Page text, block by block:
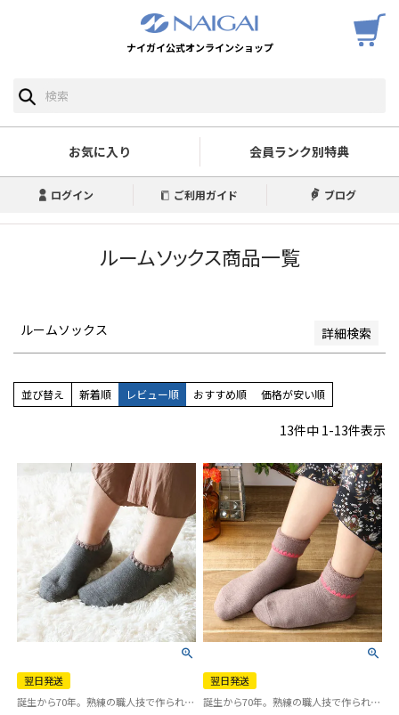
ナイガイ公式オンラインショップ
お気に入り 会員ランク別特典
ログイン ご利用ガイド ブログ
ルームソックス商品一覧
ルームソックス 詳細検索
並び順
新着順
価格が高い順
優先度順
キーワードヒット順
並び替え 新着順 レビュー順 おすすめ順 価格が安い順
13件中 1-13件表示
翌日発送
誕生から70年。熟練の職人技で作られた逸品 パイルソックス 冷えとり ルームソックス
翌日発送
誕生から70年。熟練の職人技で作られた逸品「ハマグリ」パイルソックス 冷えとり靴下